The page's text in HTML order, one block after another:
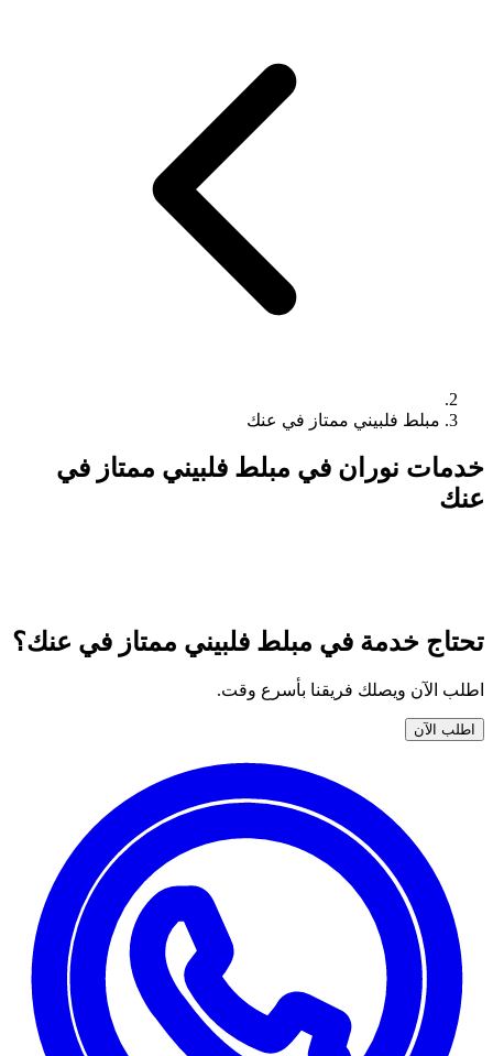
مبلط فلبيني ممتاز في عنك
خدمات نوران في مبلط فلبيني ممتاز في
عنك
تحتاج خدمة في مبلط فلبيني ممتاز في عنك؟
اطلب الآن ويصلك فريقنا بأسرع وقت.
اطلب الآن